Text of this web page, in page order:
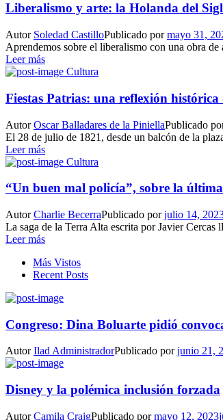
Liberalismo y arte: la Holanda del
Autor Soledad CastilloPublicado pormayo 31,
Aprendemos sobre el liberalismo con una obra
Leer más
Cultura
Fiestas Patrias: una reflexión histórica
AutorOscar Balladares de la PiniellaPublicado
El 28 de julio de 1821, desde un balcón de la
Leer más
Cultura
“Un buen mal policía”, sobre la
AutorCharlie BecerraPublicado porjulio 14,
La saga de la Terra Alta escrita por Javier
Leer más
Más Vistos
Recent Posts
Congreso: Dina Boluarte pidió
AutorIlad AdministradorPublicado porjunio 21,
Disney y la polémica inclusión forzada
AutorCamila CraigPublicado pormayo 12, 2023